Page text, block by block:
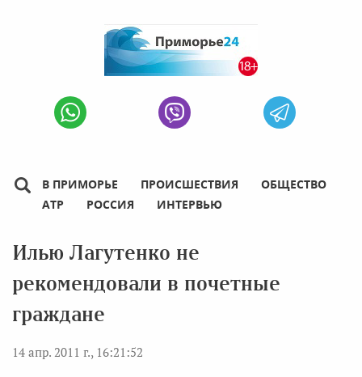
В ПРИМОРЬЕ ПРОИСШЕСТВИЯ
ОБЩЕСТВО
АТР
РОССИЯ ИНТЕРВЬЮ
Илью Лагутенко не
рекомендовали в почетные
граждане
14 апр. 2011 г., 16:21:52